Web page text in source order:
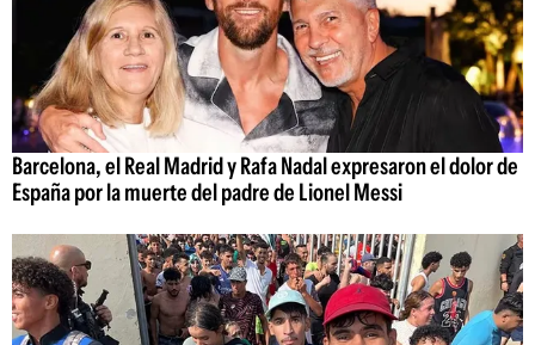
Barcelona, el Real Madrid y Rafa Nadal expresaron el dolor de
España por la muerte del padre de Lionel Messi